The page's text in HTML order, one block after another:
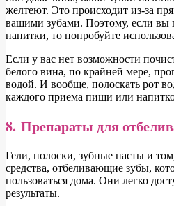
желтеют. Это происходит из-за
вашими зубами. Поэтому, если вы
напитки, то попробуйте
Если у вас нет возможности
белого вина, по крайней мере,
водой. И вообще, полоскать рот
каждого приема пищи или
8. Препараты для
Гели, полоски, зубные пасты и
средства, отбеливающие зубы,
пользоваться дома. Они легко
результаты.